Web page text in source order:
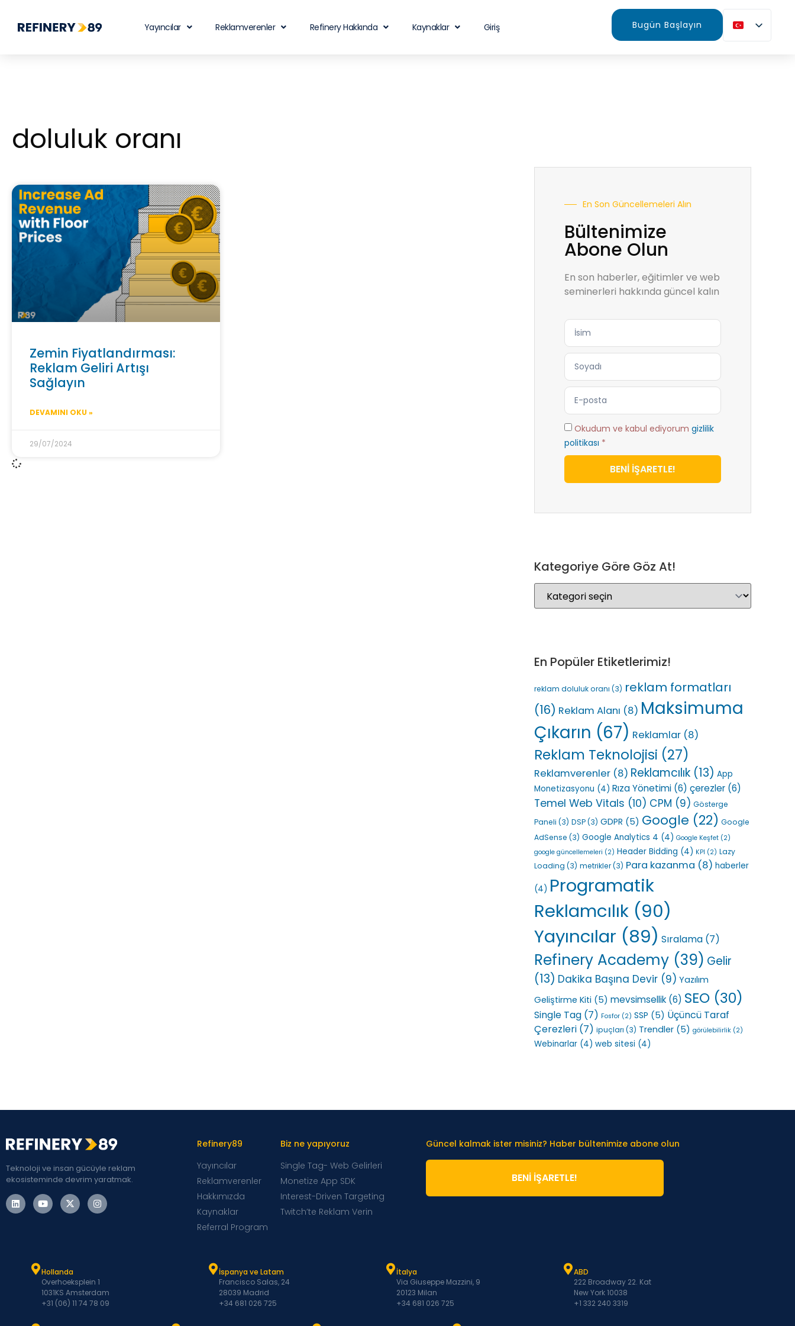
Yayıncılar Reklamverenler Refinery Hakkında Kaynaklar Giriş Bugün Başlayın
doluluk oranı
Zemin Fiyatlandırması:
Reklam Geliri Artışı
Sağlayın
DEVAMINI OKU »
29/07/2024
En Son Güncellemeleri Alın
Bültenimize
Abone Olun
En son haberler, eğitimler ve web
seminerleri hakkında güncel kalın
Okudum ve kabul ediyorum gizlilik
politikası *
BENİ İŞARETLE!
Kategoriye Göre Göz At!
En Popüler Etiketlerimiz!
reklam doluluk oranı (3) reklam formatları
(16) Reklam Alanı (8) Maksimuma
Çıkarın (67) Reklamlar (8)
Reklam Teknolojisi (27)
Reklamverenler (8) Reklamcılık (13) App
Monetizasyonu (4) Rıza Yönetimi (6) çerezler (6)
Temel Web Vitals (10) CPM (9) Gösterge
Paneli (3) DSP(3) GDPR (5) Google (22) Google
AdSense (3) Google Analytics 4 (4) Google Keşfet (2)
google güncellemeleri (2) Header Bidding (4) KPI (2) Lazy
Loading (3) metrikler(3) Para kazanma (8) haberler
(4) Programatik
Reklamcılık (90)
Yayıncılar (89) Sıralama (7)
Refinery Academy (39) Gelir
(13) Dakika Başına Devir (9) Yazılım
Geliştirme Kiti (5) mevsimsellik (6) SEO (30)
Single Tag (7) Fosfor (2) SSP (5) Üçüncü Taraf
Çerezleri (7) ipuçları (3) Trendler (5) görülebilirlik (2)
Webinarlar (4) web sitesi (4)
Teknoloji ve insan gücüyle reklam
ekosisteminde devrim yaratmak.
Refinery89
Yayıncılar
Reklamverenler
Hakkımızda
Kaynaklar
Referral Program
Biz ne yapıyoruz
Single Tag- Web Gelirleri
Monetize App SDK
Interest-Driven Targeting
Twitch’te Reklam Verin
Güncel kalmak ister misiniz? Haber bültenimize abone olun
BENİ İŞARETLE!
Hollanda
Overhoeksplein 1
1031KS Amsterdam
+31 (06) 11 74 78 09
İspanya ve Latam
Francisco Salas, 24
28039 Madrid
+34 681 026 725
İtalya
Via Giuseppe Mazzini, 9
20123 Milan
+34 681 026 725
ABD
222 Broadway 22. Kat
New York 10038
+1 332 240 3319